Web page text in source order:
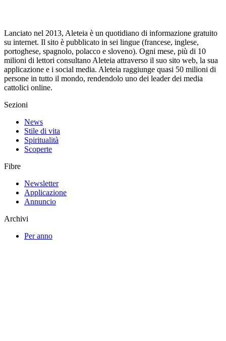
Lanciato nel 2013, Aleteia è un quotidiano di informazione gratuito
su internet. Il sito è pubblicato in sei lingue (francese, inglese,
portoghese, spagnolo, polacco e sloveno). Ogni mese, più di 10
milioni di lettori consultano Aleteia attraverso il suo sito web, la sua
applicazione e i social media. Aleteia raggiunge quasi 50 milioni di
persone in tutto il mondo, rendendolo uno dei leader dei media
cattolici online.
Sezioni
News
Stile di vita
Spiritualità
Scoperte
Fibre
Newsletter
Applicazione
Annuncio
Archivi
Per anno